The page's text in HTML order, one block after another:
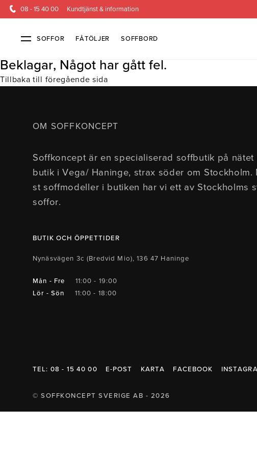
08 - 15 40 00 Kundtjänst & information
SOFFOR FÅTÖLJER SOFFBORD
Soffor & fåtöljer
4-sits soffor
Bäddsoffor
Skinnmöbler
Sammetssoffor
Soffor med divan
Soffor med hög rygg
Inredning
Kundtjänst
Finansiering
Öppetköp & ångerrätt
Beklagar, Något har gått fel.
Tillbaka till föregående sida
OM SOFFKONCEPT
Soffkoncept är en specialiserad soffbutik på
butik i Vega/ Haninge, strax söder om Stockholm.
st soffmodeller i butiken har vi ett av Stockholms
soffor.
BUTIK OCH ÖPPETTIDER
Nynäsvägen 3c (Bredvid Mio), 136 47 Haninge
Mån - Fre
11:00 - 19:00
Lör - Sön
11:00 - 18:00
TEL: 08 - 15 40 00 E-POST KARTA FACEBOOK
© SOFFKONCEPT SVERIGE AB - 2026